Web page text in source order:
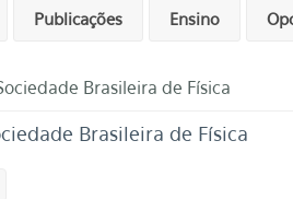
Publicações Ensino
Brasileira de Física
Brasileira de Física